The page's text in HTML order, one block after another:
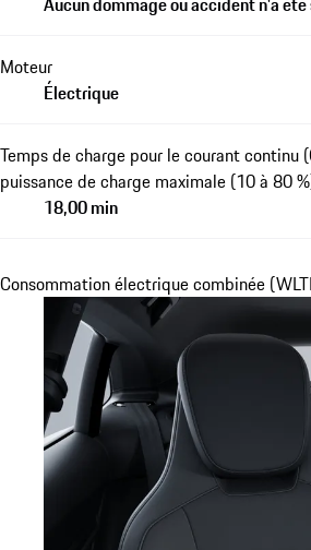
Moteur
Électrique
Temps de charge pour le courant continu
puissance de charge maximale (10 à 80
18,00 min
Consommation électrique combinée